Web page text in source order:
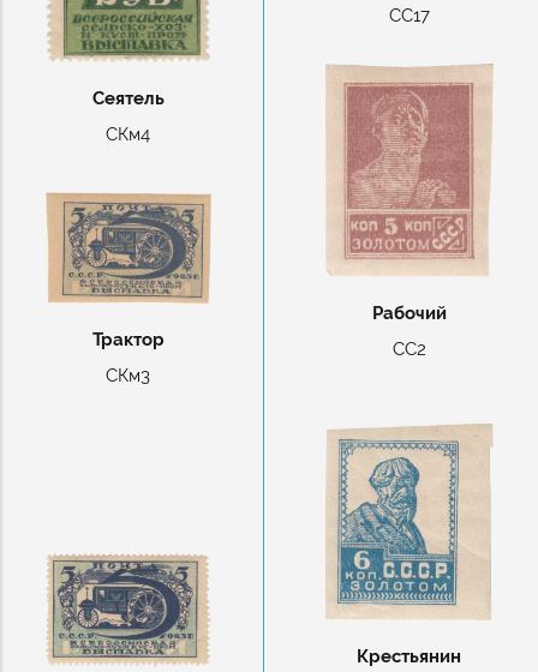
Сеятель
СКм4
Трактор
СКм3
СС17
Рабочий
СС2
Крестьянин